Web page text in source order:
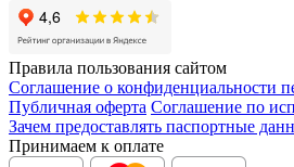
Правила пользования сайтом
Соглашение о конфиденциальности
Публичная оферта Соглашение по
Зачем предоставлять паспортные
Принимаем к оплате